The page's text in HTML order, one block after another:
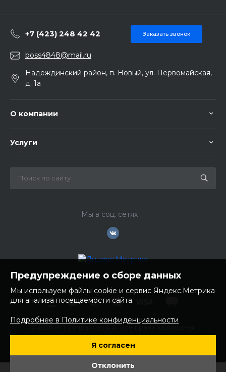
+7 (423) 248 42 42 Заказать звонок
boss4848@mail.ru
Надеждинский район, п. Новый, ул. Первомайская,
д. 1а
О компании
Услуги
Мы в соц. сетях
ИНН: 252100758085
ОГРНИП: 304250236200270
Юр. адрес: 692481 Приморский край, Надеждинский район,
с. Вольно- Надеждинское, ул. Торопова 12
Предупреждение о сборе данных
Мы используем файлы cookie и сервис Яндекс.Метрика
для анализа посещаемости сайта.
Подробнее в Политике конфиденциальности
Я согласен
Отклонить